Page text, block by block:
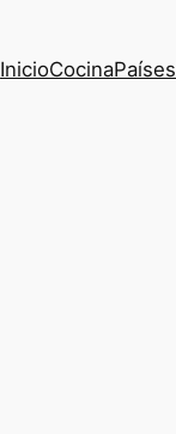
InicioCocinaPaíses